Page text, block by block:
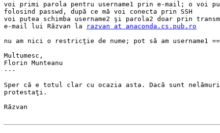
voi primi parola pentru username1 prin e-mail; o voi
folosind passwd, după ce mă voi conecta prin SSH
voi putea schimba username2 şi parola2 doar prin
e-mail lui Răzvan la
razvan at anaconda.cs.pub.ro
nu am nici o restricţie de nume; pot să am username1 ==
Multumesc,
Florin Munteanu
---
Sper că e totul clar cu ocazia asta. Dacă sunt
protestaţi.
Răzvan